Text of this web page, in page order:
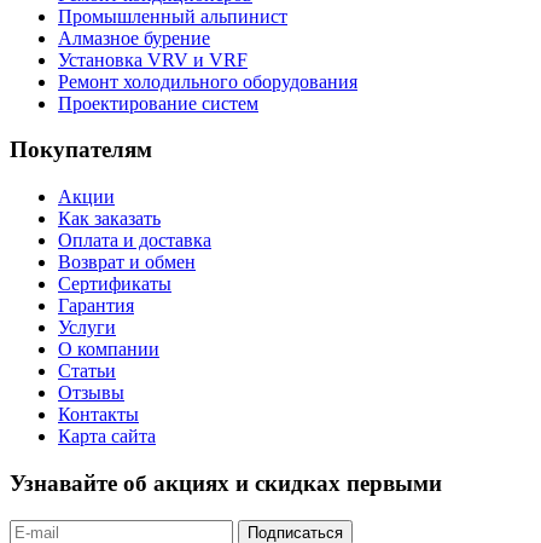
Промышленный альпинист
Алмазное бурение
Установка VRV и VRF
Ремонт холодильного оборудования
Проектирование систем
Покупателям
Акции
Как заказать
Оплата и доставка
Возврат и обмен
Сертификаты
Гарантия
Услуги
О компании
Статьи
Отзывы
Контакты
Карта сайта
Узнавайте об акциях и скидках первыми
Подписаться